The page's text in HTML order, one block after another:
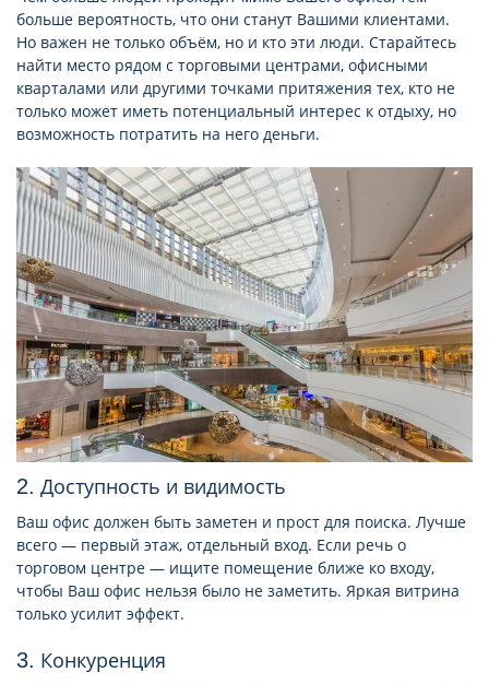
больше вероятность, что они станут Вашими клиентами.
Но важен не только объём, но и кто эти люди. Старайтесь
найти место рядом с торговыми центрами, офисными
кварталами или другими точками притяжения тех, кто не
только может иметь потенциальный интерес к отдыху, но
возможность потратить на него деньги.
2. Доступность и видимость
Ваш офис должен быть заметен и прост для поиска. Лучше
всего — первый этаж, отдельный вход. Если речь о
торговом центре — ищите помещение ближе ко входу,
чтобы Ваш офис нельзя было не заметить. Яркая витрина
только усилит эффект.
3. Конкуренция